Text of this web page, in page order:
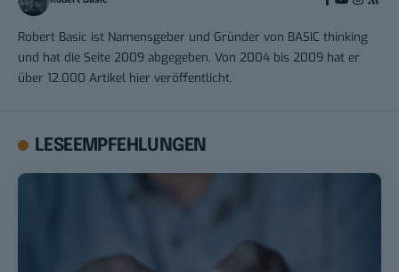
Robert Basic ist Namensgeber und Gründer von BASIC thinking
und hat die Seite 2009 abgegeben. Von 2004 bis 2009 hat er
über 12.000 Artikel hier veröffentlicht.
LESEEMPFEHLUNGEN